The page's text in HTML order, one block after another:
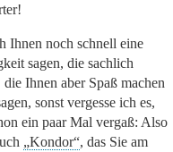
Ihnen noch schnell eine
sagen, die sachlich
Ihnen aber Spaß machen
sonst vergesse ich es,
ein paar Mal vergaß: Also
„Kondor“, das Sie am